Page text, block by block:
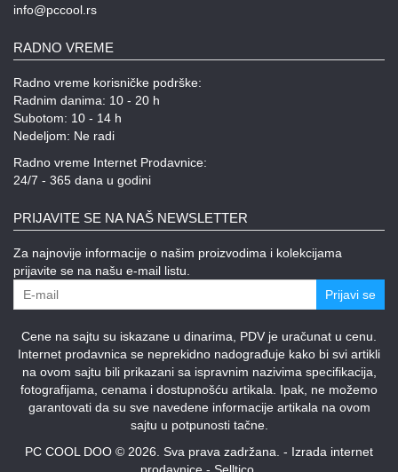
info@pccool.rs
RADNO VREME
Radno vreme korisničke podrške:
Radnim danima: 10 - 20 h
Subotom: 10 - 14 h
Nedeljom: Ne radi
Radno vreme Internet Prodavnice:
24/7 - 365 dana u godini
PRIJAVITE SE NA NAŠ NEWSLETTER
Za najnovije informacije o našim proizvodima i kolekcijama
prijavite se na našu e-mail listu.
Prijavi se
Cene na sajtu su iskazane u dinarima, PDV je uračunat u cenu.
Internet prodavnica se neprekidno nadograđuje kako bi svi artikli
na ovom sajtu bili prikazani sa ispravnim nazivima specifikacija,
fotografijama, cenama i dostupnošću artikala. Ipak, ne možemo
garantovati da su sve navedene informacije artikala na ovom
sajtu u potpunosti tačne.
PC COOL DOO © 2026. Sva prava zadržana. - Izrada internet